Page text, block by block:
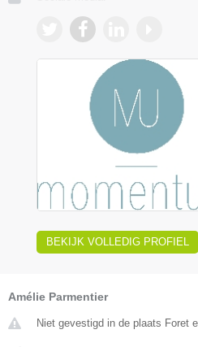
BEKIJK VOLLEDIG PROFIEL
Amélie Parmentier
Niet gevestigd in de plaats Foret